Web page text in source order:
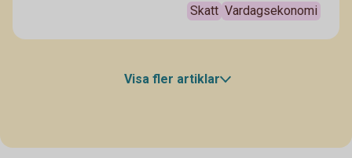
skjuts. Vår privatekonom Arturo Arques tipsar om
Skatt Vardagsekonomi
Visa fler artiklar